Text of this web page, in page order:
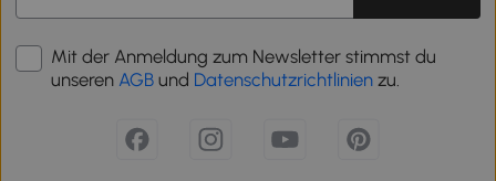
Mit der Anmeldung zum Newsletter stimmst du
unseren AGB und Datenschutzrichtlinien zu.